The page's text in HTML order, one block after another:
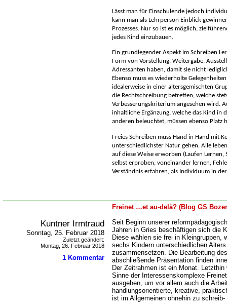
Lässt man für Einschulende jedoch
kann man als Lehrperson Einblick
Prozesses. Nur so ist es möglich,
jedes Kind einzubauen.
Ein grundlegender Aspekt im Schreiben
Form von Vorstellung, Weitergabe,
Adressanten haben, damit sie nicht
Ebenso muss es wiederholte
idealerweise in einer altersgemischten
die Rechtschreibung betreffen, welche
Verbesserungskriterium angesehen wird.
inhaltliche Ergänzung, welche das Kind in
anderen beleuchtet, müssen ebenso Platz
Freies Schreiben muss Hand in Hand mit
unterschiedlichster Natur gehen. Alle
auf diese Weise erworben (Laufen
selbst erproben, voneinander lernen,
Verständnis erfahren, als Individuum in
Freinet …et au-delà? (Blog GS
Kuntner Irmtraud
Sonntag, 25. Februar 2018
Zuletzt geändert:
Montag, 26. Februar 2018
1 Kommentar
Seit Beginn unserer
Jahren in Gries beschäftigen sich die
Diese wählen sie frei in
sechs Kindern unterschiedlichen
zusammensetzen. Die Bearbeitung
abschließende Präsentation finden
Der Zeitrahmen ist ein Monat.
Sinne der Interessenskomplexe
ausgehen, um vor allem auch die
handlungsorientierte, kreative,
ist im Allgemeinen ohnehin zu